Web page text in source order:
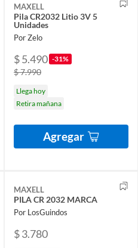
MAXELL
Pila CR2032 Litio 3V 5
Unidades
Por Zelo
$ 5.490 -31%
$ 7.990
Llega hoy
Retira mañana
Agregar
MAXELL
PILA CR 2032 MARCA
Por LosGuindos
$ 3.780